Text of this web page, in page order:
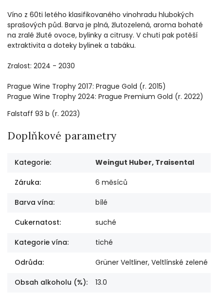
Víno z 60ti letého klasifikovaného vinohradu hlubokých
sprašových půd. Barva je plná, žlutozelená, aroma bohaté
na zralé žluté ovoce, bylinky a citrusy. V chuti pak potěší
extraktivita a doteky bylinek a tabáku.
Zralost: 2024 - 2030
Prague Wine Trophy 2017: Prague Gold (r. 2015)
Prague Wine Trophy 2024: Prague Premium Gold (r. 2022)
Falstaff 93 b (r. 2023)
Doplňkové parametry
Kategorie: Weingut Huber, Traisental
Záruka: 6 měsíců
Barva vína: bílé
Cukernatost: suché
Kategorie vína: tiché
Odrůda: Grüner Veltliner, Veltlínské zelené
Obsah alkoholu (%): 13.0